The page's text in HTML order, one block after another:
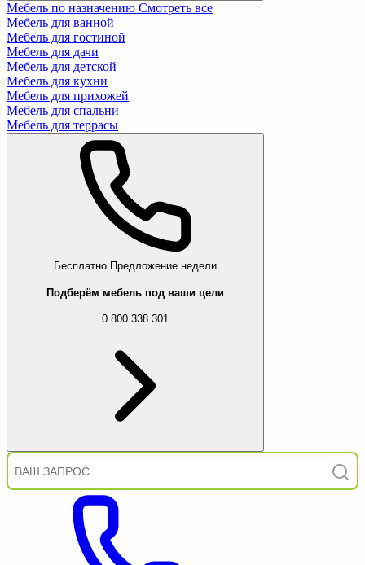
Мебель по назначению Смотреть все
Мебель для ванной
Мебель для гостиной
Мебель для дачи
Мебель для детской
Мебель для кухни
Мебель для прихожей
Мебель для спальни
Мебель для террасы
Бесплатно Предложение недели
Подберём мебель под ваши цели
0 800 338 301